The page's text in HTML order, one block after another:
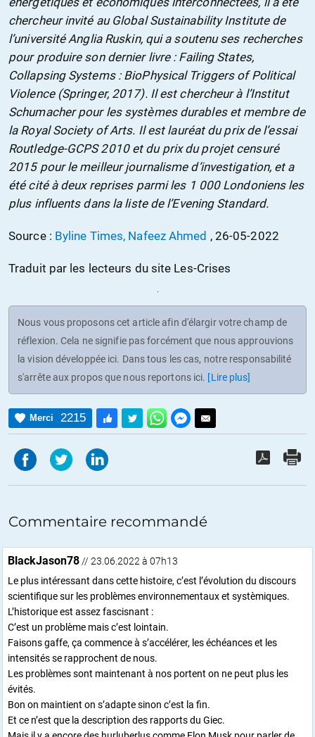
chercheur invité au Global Sustainability Institute de
l’université Anglia Ruskin, qui a soutenu ses recherches
pour produire son dernier livre : Failing States,
Collapsing Systems : BioPhysical Triggers of Political
Violence (Springer, 2017). Il est chercheur à l’Institut
Schumacher pour les systèmes durables et membre de
la Royal Society of Arts. Il est lauréat du prix de l’essai
Routledge-GCPS 2010 et du prix du projet censuré
2015 pour le meilleur journalisme d’investigation, et a
été cité à deux reprises parmi les 1 000 Londoniens les
plus influents dans la liste de l’Evening Standard.
Source : Byline Times, Nafeez Ahmed , 26-05-2022
Traduit par les lecteurs du site Les-Crises
Nous vous proposons cet article afin d'élargir votre champ de
réflexion. Cela ne signifie pas forcément que nous approuvions
la vision développée ici. Dans tous les cas, notre responsabilité
s'arrête aux propos que nous reportons ici. [Lire plus]
Merci 2215
Commentaire recommandé
BlackJason78// 23.06.2022 à 07h13
Le plus intéressant dans cette histoire, c’est l’évolution du discours
scientifique sur les problèmes environnementaux et systèmiques.
L’historique est assez fascisnant :
C’est un problème mais c’est lointain.
Faisons gaffe, ça commence à s’accélérer, les échéances et les
intensités se rapprochent de nous.
Les problèmes sont maintenant à nos portent on ne peut plus les
évités.
Bon on maintient on s’adapte sinon c’est la fin.
Et ce n’est que la description des rapports du Giec.